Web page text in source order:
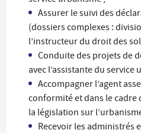
Assurer le suivi des
(dossiers complexes :
l’instructeur du droit des
Conduite des projets de
avec l’assistante du service
Accompagner l’agent
conformité et dans le cadre
la législation sur
Recevoir les administrés